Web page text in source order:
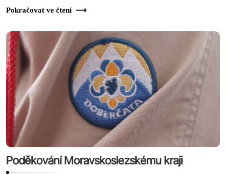
Pokračovat ve čtení
Poděkování Moravskoslezskému kraji